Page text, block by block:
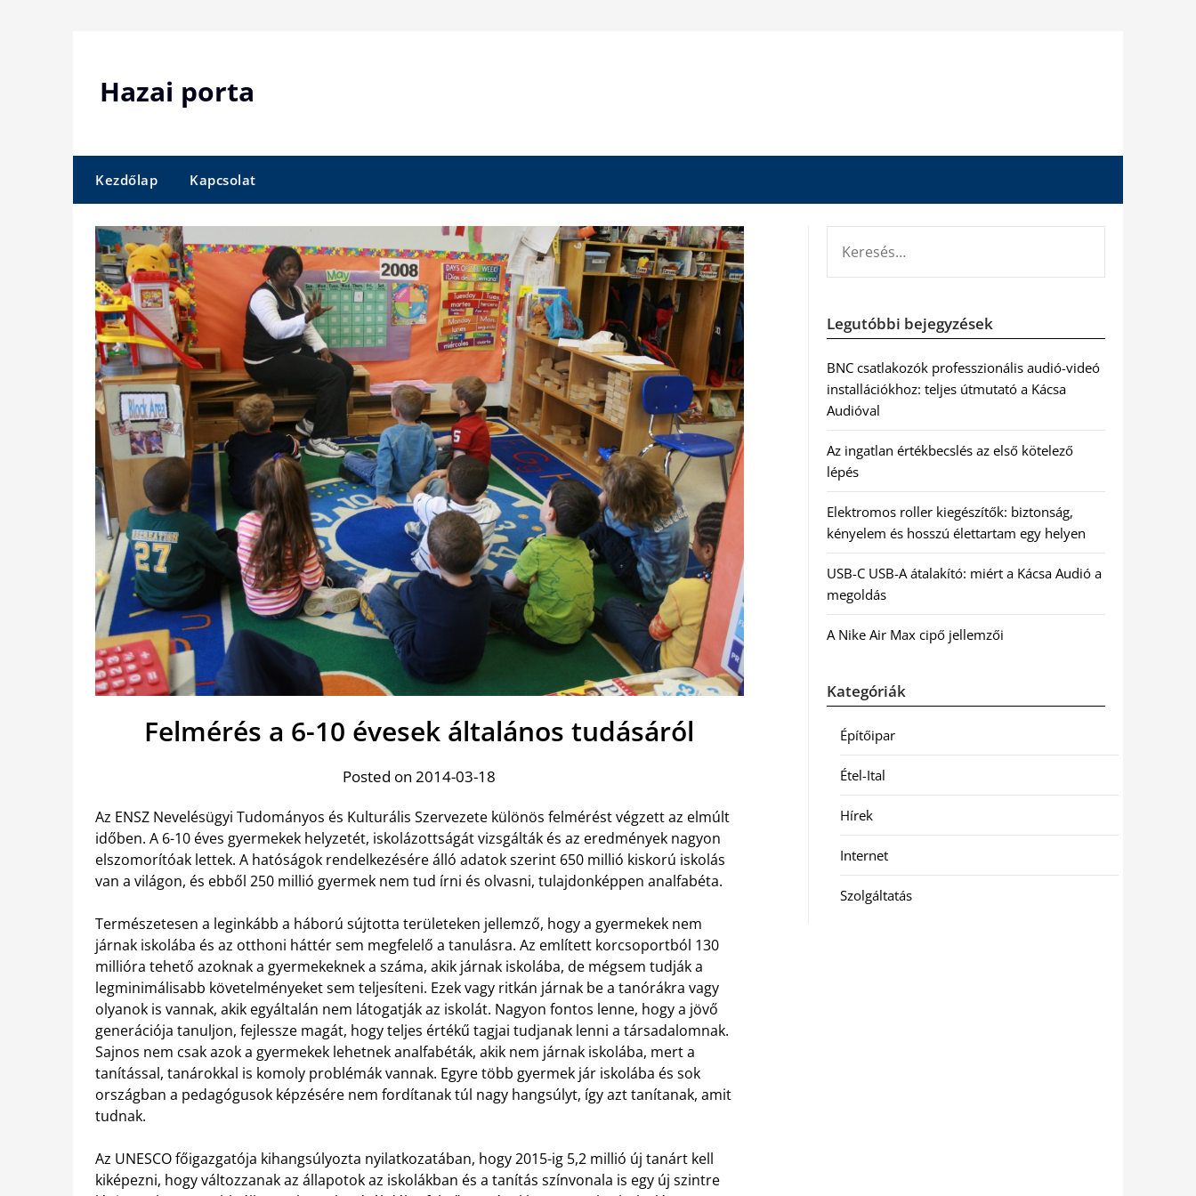
Hazai porta
Kezdőlap Kapcsolat
Felmérés a 6-10 évesek általános tudásáról
Posted on 2014-03-18
Az ENSZ Nevelésügyi Tudományos és Kulturális Szervezete különös felmérést végzett az elmúlt
időben. A 6-10 éves gyermekek helyzetét, iskolázottságát vizsgálták és az eredmények nagyon
elszomorítóak lettek. A hatóságok rendelkezésére álló adatok szerint 650 millió kiskorú iskolás
van a világon, és ebből 250 millió gyermek nem tud írni és olvasni, tulajdonképpen analfabéta.
Természetesen a leginkább a háború sújtotta területeken jellemző, hogy a gyermekek nem
járnak iskolába és az otthoni háttér sem megfelelő a tanulásra. Az említett korcsoportból 130
millióra tehető azoknak a gyermekeknek a száma, akik járnak iskolába, de mégsem tudják a
legminimálisabb követelményeket sem teljesíteni. Ezek vagy ritkán járnak be a tanórákra vagy
olyanok is vannak, akik egyáltalán nem látogatják az iskolát. Nagyon fontos lenne, hogy a jövő
generációja tanuljon, fejlessze magát, hogy teljes értékű tagjai tudjanak lenni a társadalomnak.
Sajnos nem csak azok a gyermekek lehetnek analfabéták, akik nem járnak iskolába, mert a
tanítással, tanárokkal is komoly problémák vannak. Egyre több gyermek jár iskolába és sok
országban a pedagógusok képzésére nem fordítanak túl nagy hangsúlyt, így azt tanítanak, amit
tudnak.
Az UNESCO főigazgatója kihangsúlyozta nyilatkozatában, hogy 2015-ig 5,2 millió új tanárt kell
kiképezni, hogy változzanak az állapotok az iskolákban és a tanítás színvonala is egy új szintre
Legutóbbi bejegyzések
BNC csatlakozók professzionális audió-videó
installációkhoz: teljes útmutató a Kácsa
Audióval
Az ingatlan értékbecslés az első kötelező
lépés
Elektromos roller kiegészítők: biztonság,
kényelem és hosszú élettartam egy helyen
USB-C USB-A átalakító: miért a Kácsa Audió a
megoldás
A Nike Air Max cipő jellemzői
Kategóriák
Építőipar
Étel-Ital
Hírek
Internet
Szolgáltatás